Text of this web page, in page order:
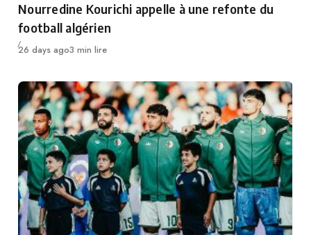
Nourredine Kourichi appelle à une refonte du
football algérien
Publié
26 days ago3 min lire